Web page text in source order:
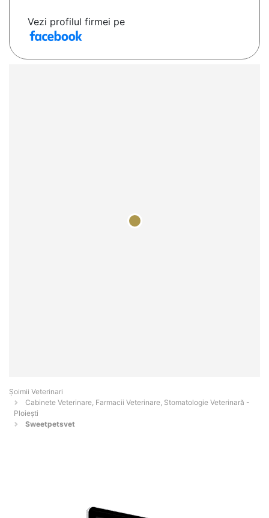
Vezi profilul firmei pe
Șoimii Veterinari
Cabinete Veterinare, Farmacii Veterinare, Stomatologie Veterinară -
Ploieşti
Sweetpetsvet